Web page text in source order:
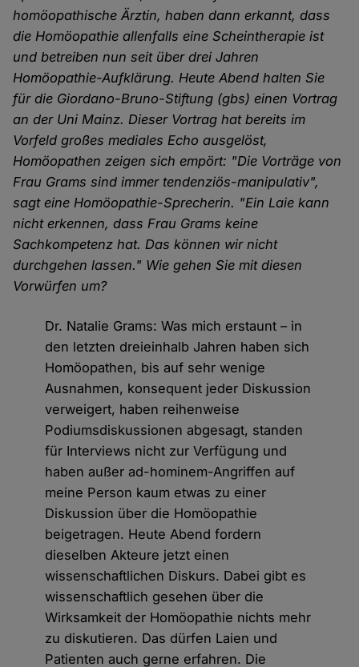
homöopathische Ärztin, haben dann erkannt, dass
die Homöopathie allenfalls eine Scheintherapie ist
und betreiben nun seit über drei Jahren
Homöopathie-Aufklärung. Heute Abend halten Sie
für die Giordano-Bruno-Stiftung (gbs) einen Vortrag
an der Uni Mainz. Dieser Vortrag hat bereits im
Vorfeld großes mediales Echo ausgelöst,
Homöopathen zeigen sich empört: "Die Vorträge von
Frau Grams sind immer tendenziös-manipulativ",
sagt eine Homöopathie-Sprecherin. "Ein Laie kann
nicht erkennen, dass Frau Grams keine
Sachkompetenz hat. Das können wir nicht
durchgehen lassen." Wie gehen Sie mit diesen
Vorwürfen um?
Dr. Natalie Grams: Was mich erstaunt – in
den letzten dreieinhalb Jahren haben sich
Homöopathen, bis auf sehr wenige
Ausnahmen, konsequent jeder Diskussion
verweigert, haben reihenweise
Podiumsdiskussionen abgesagt, standen
für Interviews nicht zur Verfügung und
haben außer ad-hominem-Angriffen auf
meine Person kaum etwas zu einer
Diskussion über die Homöopathie
beigetragen. Heute Abend fordern
dieselben Akteure jetzt einen
wissenschaftlichen Diskurs. Dabei gibt es
wissenschaftlich gesehen über die
Wirksamkeit der Homöopathie nichts mehr
zu diskutieren. Das dürfen Laien und
Patienten auch gerne erfahren. Die